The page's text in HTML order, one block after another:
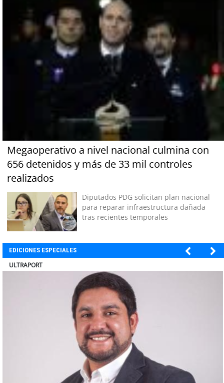
Megaoperativo a nivel nacional culmina con
656 detenidos y más de 33 mil controles
realizados
Diputados PDG solicitan plan nacional
para reparar infraestructura dañada
tras recientes temporales
EDICIONES ESPECIALES
BANCO DE CHILE